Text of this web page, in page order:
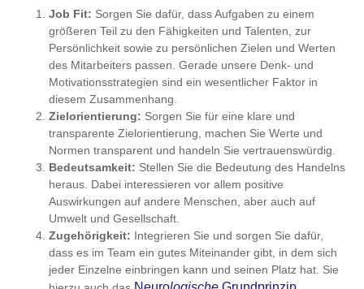
Job Fit: Sorgen Sie dafür, dass Aufgaben zu einem
größeren Teil zu den Fähigkeiten und Talenten, zur
Persönlichkeit sowie zu persönlichen Zielen und Werten
des Mitarbeiters passen. Gerade unsere Denk- und
Motivationsstrategien sind ein wesentlicher Faktor in
diesem Zusammenhang.
Zielorientierung: Sorgen Sie für eine klare und
transparente Zielorientierung, machen Sie Werte und
Normen transparent und handeln Sie vertrauenswürdig.
Bedeutsamkeit: Stellen Sie die Bedeutung des Handelns
heraus. Dabei interessieren vor allem positive
Auswirkungen auf andere Menschen, aber auch auf
Umwelt und Gesellschaft.
Zugehörigkeit: Integrieren Sie und sorgen Sie dafür,
dass es im Team ein gutes Miteinander gibt, in dem sich
jeder Einzelne einbringen kann und seinen Platz hat. Sie